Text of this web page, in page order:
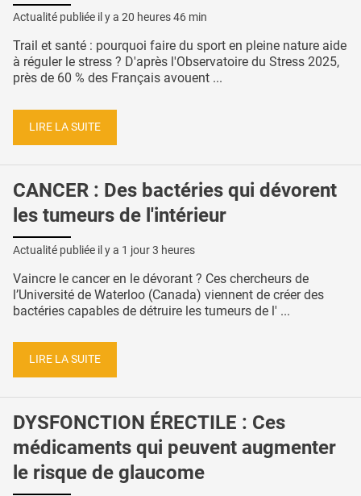
Actualité publiée il y a 20 heures 46 min
Trail et santé : pourquoi faire du sport en pleine nature aide
à réguler le stress ? D'après l'Observatoire du Stress 2025,
près de 60 % des Français avouent ...
LIRE LA SUITE
CANCER : Des bactéries qui dévorent
les tumeurs de l'intérieur
Actualité publiée il y a 1 jour 3 heures
Vaincre le cancer en le dévorant ? Ces chercheurs de
l’Université de Waterloo (Canada) viennent de créer des
bactéries capables de détruire les tumeurs de l' ...
LIRE LA SUITE
DYSFONCTION ÉRECTILE : Ces
médicaments qui peuvent augmenter
le risque de glaucome